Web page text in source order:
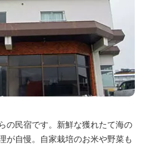
の民宿です。新鮮な獲れたて海の
が自慢。自家栽培のお米や野菜も